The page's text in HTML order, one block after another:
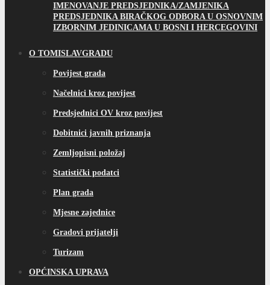
IMENOVANJE PREDSJEDNIKA/ZAMJENIKA
PREDSJEDNIKA BIRAČKOG ODBORA U OSNOVNIM
IZBORNIM JEDINICAMA U BOSNI I HERCEGOVINI
O TOMISLAVGRADU
Povijest grada
Načelnici kroz povijest
Predsjednici OV kroz povijest
Dobitnici javnih priznanja
Zemljopisni položaj
Statistički podatci
Plan grada
Mjesne zajednice
Gradovi prijatelji
Turizam
OPĆINSKA UPRAVA